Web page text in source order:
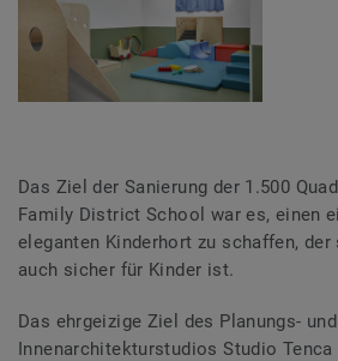
Das Ziel der Sanierung der 1.500
Family District School war es, einen
eleganten Kinderhort zu schaffen,
auch sicher für Kinder ist.
Das ehrgeizige Ziel des Planungs- und
Innenarchitekturstudios Studio Tenca